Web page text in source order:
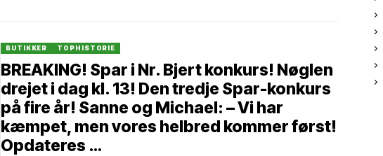
BUTIKKER TOPHISTORIE
BREAKING! Spar i Nr. Bjert konkurs! Nøglen
drejet i dag kl. 13! Den tredje Spar-konkurs
på fire år! Sanne og Michael: – Vi har
kæmpet, men vores helbred kommer først!
Opdateres …